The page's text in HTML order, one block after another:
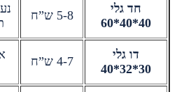
חד גלי
40*40*60
5-8 ש”ח
דו גלי
30*32*40
4-7 ש”ח